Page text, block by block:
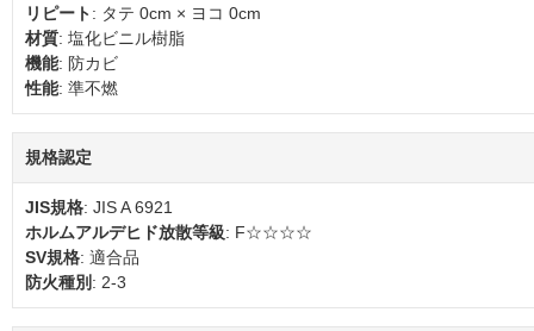
リピート: タテ 0cm × ヨコ 0cm
材質: 塩化ビニル樹脂
機能: 防カビ
性能: 準不燃
規格認定
JIS規格: JIS A 6921
ホルムアルデヒド放散等級: F☆☆☆☆
SV規格: 適合品
防火種別 : 2-3